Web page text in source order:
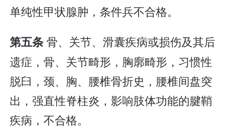
单纯性甲状腺肿，条件兵不合格。
第五条骨、关节、滑囊疾病或损伤及其后
遗症，骨、关节畸形，胸廓畸形，习惯性
脱臼，颈、胸、腰椎骨折史，腰椎间盘突
出，强直性脊柱炎，影响肢体功能的腱鞘
疾病，不合格。